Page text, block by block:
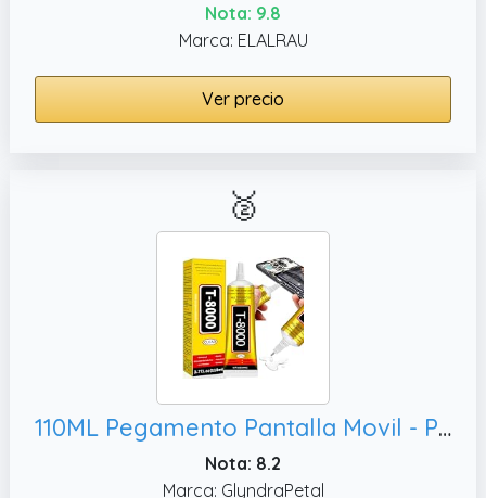
Nota: 9.8
Marca: ELALRAU
Ver precio
🥈
110ML Pegamento Pantalla Movil - Pegamento para Tela Zapatos Textil Modelismo Cristal, Glue Aplicable para Computadoras Cámaras Textiles Papel Metal
Nota: 8.2
Marca: GlyndraPetal